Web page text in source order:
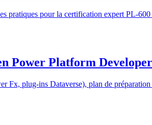
pratiques pour la certification expert PL-
Power Platform Developer
Fx, plug-ins Dataverse), plan de